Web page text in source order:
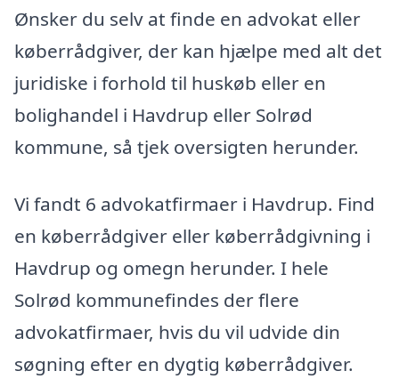
Ønsker du selv at finde en advokat eller
køberrådgiver, der kan hjælpe med alt det
juridiske i forhold til huskøb eller en
bolighandel i Havdrup eller Solrød
kommune, så tjek oversigten herunder.
Vi fandt 6 advokatfirmaer i Havdrup. Find
en køberrådgiver eller køberrådgivning i
Havdrup og omegn herunder. I hele
Solrød kommunefindes der flere
advokatfirmaer, hvis du vil udvide din
søgning efter en dygtig køberrådgiver.